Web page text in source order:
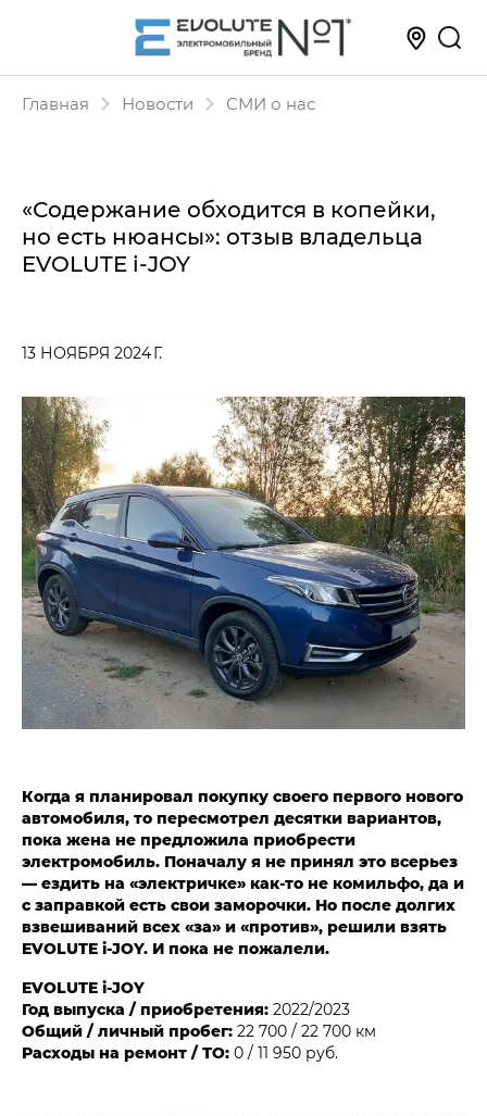
Главная Новости СМИ о нас
«Содержание обходится в копейки,
но есть нюансы»: отзыв владельца
EVOLUTE i-JOY
13 НОЯБРЯ 2024 Г.
Когда я планировал покупку своего первого нового
автомобиля, то пересмотрел десятки вариантов,
пока жена не предложила приобрести
электромобиль. Поначалу я не принял это всерьез
— ездить на «электричке» как-то не комильфо, да и
с заправкой есть свои заморочки. Но после долгих
взвешиваний всех «за» и «против», решили взять
EVOLUTE i‑JOY. И пока не пожалели.
EVOLUTE i‑JOY
Год выпуска / приобретения: 2022/2023
Общий / личный пробег: 22 700 / 22 700 км
Расходы на ремонт / ТО: 0 / 11 950 руб.